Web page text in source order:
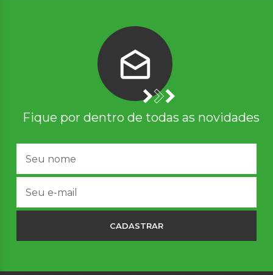
Fique por dentro de todas as novidades
CADASTRAR